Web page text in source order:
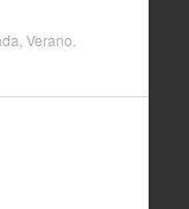
Verano